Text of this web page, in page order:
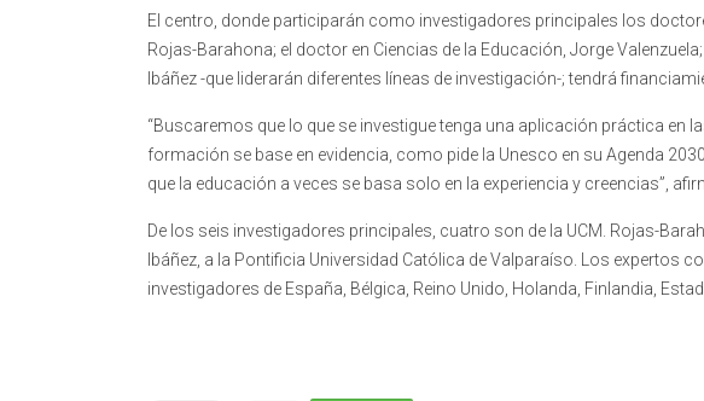
El centro, donde participarán como investigadores principales los
Rojas-Barahona; el doctor en Ciencias de la Educación, Jorge
Ibáñez -que liderarán diferentes líneas de investigación-; tendrá
“Buscaremos que lo que se investigue tenga una aplicación práctica en
formación se base en evidencia, como pide la Unesco en su Agenda
que la educación a veces se basa solo en la experiencia y creencias”,
De los seis investigadores principales, cuatro son de la UCM. Rojas-
Ibáñez, a la Pontificia Universidad Católica de Valparaíso. Los expertos
investigadores de España, Bélgica, Reino Unido, Holanda, Finlandia,